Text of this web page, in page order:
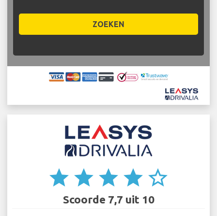
ZOEKEN
star star star star star_border
Scoorde 7,7 uit 10